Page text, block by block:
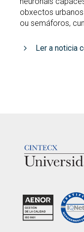
obxectos
ou semáforos,
Ler a noticia